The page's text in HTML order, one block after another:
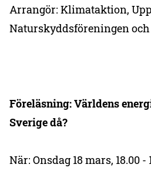
Arrangör: Klimataktion,
Naturskyddsföreningen och
Föreläsning: Världens
Sverige då?
När: Onsdag 18 mars, 18.00 -